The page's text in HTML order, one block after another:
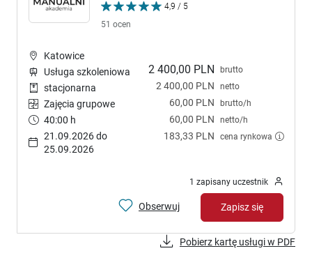
4,9 / 5
51 ocen
2 400,00 PLN brutto
2 400,00 PLN netto
60,00 PLN brutto/h
60,00 PLN netto/h
183,33 PLN cena rynkowa
Katowice
Usługa szkoleniowa
stacjonarna
Zajęcia grupowe
40:00 h
21.09.2026 do
25.09.2026
1 zapisany uczestnik
Obserwuj Zapisz się
Pobierz kartę usługi w PDF